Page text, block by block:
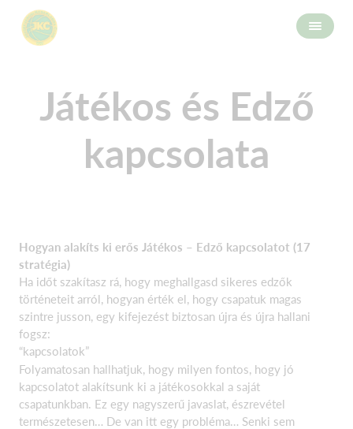
Játékos és Edző
kapcsolata
Hogyan alakíts ki erős Játékos – Edző kapcsolatot (17
stratégia)
Ha időt szakítasz rá, hogy meghallgasd sikeres edzők
történeteit arról, hogyan érték el, hogy csapatuk magas
szintre jusson, egy kifejezést biztosan újra és újra hallani
fogsz:
“kapcsolatok”
Folyamatosan hallhatjuk, hogy milyen fontos, hogy jó
kapcsolatot alakítsunk ki a játékosokkal a saját
csapatunkban. Ez egy nagyszerű javaslat, észrevétel
természetesen… De van itt egy probléma… Senki sem